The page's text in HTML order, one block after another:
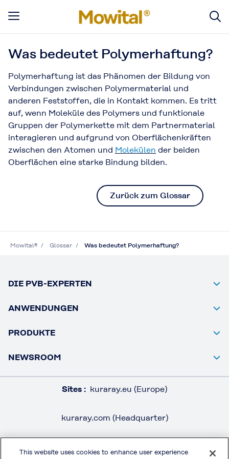
Was bedeutet Polymerhaftung?
Polymerhaftung ist das Phänomen der Bildung von
Verbindungen zwischen Polymermaterial und
anderen Feststoffen, die in Kontakt kommen. Es tritt
auf, wenn Moleküle des Polymers und funktionale
Gruppen der Polymerkette mit dem Partnermaterial
interagieren und aufgrund von Oberflächenkräften
zwischen den Atomen und Molekülen der beiden
Oberflächen eine starke Bindung bilden.
Zurück zum Glossar
Mowital® Glossar Was bedeutet Polymerhaftung?
DIE PVB-EXPERTEN
ANWENDUNGEN
PRODUKTE
NEWSROOM
Sites : kuraray.eu (Europe)
kuraray.com (Headquarter)
This website uses cookies to enhance user experience